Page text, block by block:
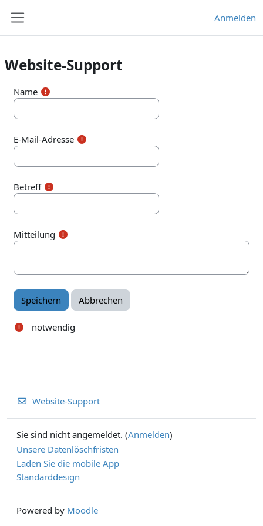
Anmelden
Website-Support
Name
E-Mail-Adresse
Betreff
Mitteilung
notwendig
Website-Support
Sie sind nicht angemeldet. (Anmelden)
Unsere Datenlöschfristen
Laden Sie die mobile App
Standarddesign
Powered by Moodle